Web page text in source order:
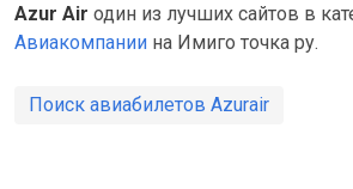
Azur Air один из лучших сайтов в
Авиакомпании на Имиго точка ру.
Поиск авиабилетов Azurair